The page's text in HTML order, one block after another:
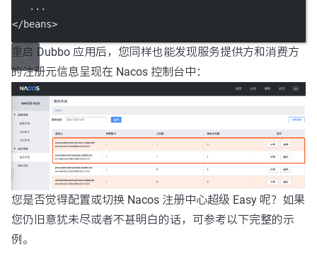
   ...
</beans>
重启 Dubbo 应用后，您同样也能发现服务提供方和消费方
的注册元信息呈现在 Nacos 控制台中：
您是否觉得配置或切换 Nacos 注册中心超级 Easy 呢？如果
您仍旧意犹未尽或者不甚明白的话，可参考以下完整的示
例。